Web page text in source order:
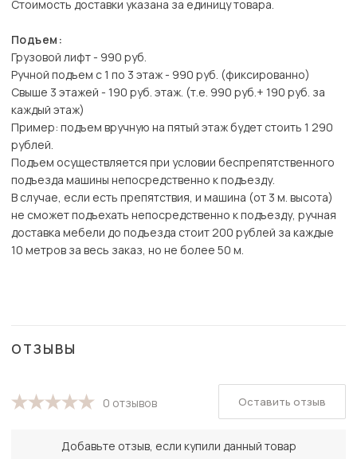
Стоимость доставки указана за единицу товара.
Подъем:
Грузовой лифт - 990 руб.
Ручной подъем с 1 по 3 этаж - 990 руб. (фиксированно)
Свыше 3 этажей - 190 руб. этаж. (т.е. 990 руб.+ 190 руб. за
каждый этаж)
Пример: подъем вручную на пятый этаж будет стоить 1 290
рублей.
Подъем осуществляется при условии беспрепятственного
подъезда машины непосредственно к подъезду.
В случае, если есть препятствия, и машина (от 3 м. высота)
не сможет подъехать непосредственно к подъезду, ручная
доставка мебели до подъезда стоит 200 рублей за каждые
10 метров за весь заказ, но не более 50 м.
ОТЗЫВЫ
0 отзывов
Добавьте отзыв, если купили данный товар
Оставить отзыв